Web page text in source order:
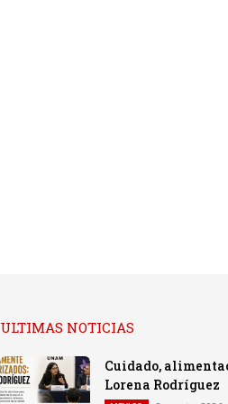
ULTIMAS NOTICIAS
Cuidado,
Lorena Rodríguez